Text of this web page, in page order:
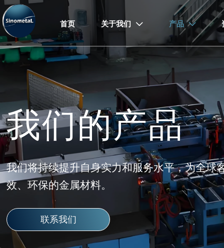
首页 关于我们  产品 
我们的产品
我们将持续提升自身实力和服务水平，为全球
效、环保的金属材料。
联系我们